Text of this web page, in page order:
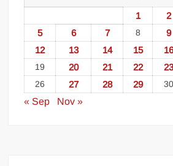
1 2
5
6 7 8 9
12
13 14 15 16
19 20 21 22 23
26 27 28 29 30
« Sep
Nov »